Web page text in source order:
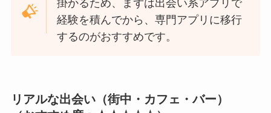
掛かるため、まずは出会い系アプリで
経験を積んでから、専門アプリに移行
するのがおすすめです。
リアルな出会い（街中・カフェ・バー）